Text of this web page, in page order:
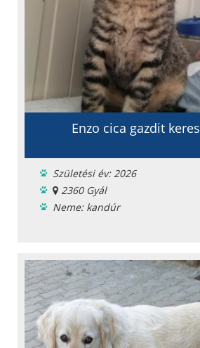
Enzo cica gazdit keres
Születési év: 2026
2360 Gyál
Neme: kandúr
Féreghajtva
Chipje van
Szobatiszta
Oltási könyv
Fajta: házimacska